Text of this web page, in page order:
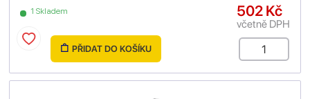
1 Skladem 502 Kč
včetně DPH
PŘIDAT DO KOŠÍKU